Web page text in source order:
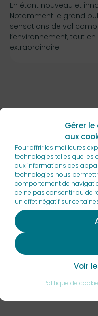
Gérer
aux
Pour offrir les meilleures
technologies telles que les
aux informations des
technologies nous
comportement de
de ne pas consentir ou de
un effet négatif sur
Voir
Politique de
En étant nouveau et
Notamment le grand
sensations de vol
l’environnement, tout
extraordinaire.
Un service
pour
La location est
dizaines d’années,
aériennes. C’est
Le service de